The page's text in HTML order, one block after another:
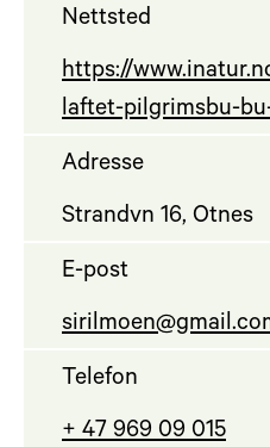
Nettsted
https://
laftet-pilgrimsbu-
Adresse
Strandvn 16, Otnes
E-post
Telefon
+ 47 969 09 015